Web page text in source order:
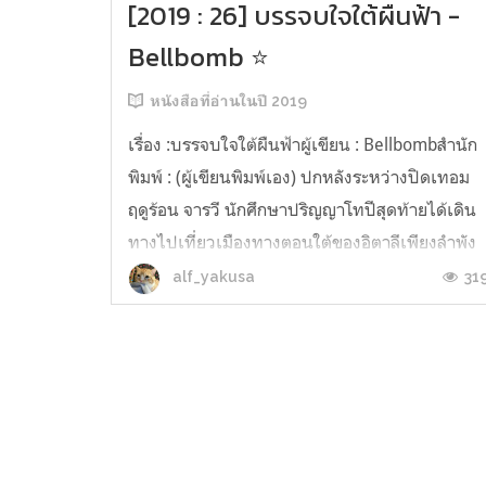
[2019 : 26] บรรจบใจใต้ผืนฟ้า -
Bellbomb ⭐️
หนังสือที่อ่านในปี 2019
เรื่อง :บรรจบใจใต้ผืนฟ้าผู้เขียน : Bellbombสำนัก
พิมพ์ : (ผู้เขียนพิมพ์เอง) ปกหลังระหว่างปิดเทอม
ฤดูร้อน จารวี นักศึกษาปริญญาโทปีสุดท้ายได้เดิน
ทางไปเที่ยวเมืองทางตอนใต้ของอิตาลีเพียงลำพัง
โชคร้ายที่ถูกล้วงกระเป๋าระหว่างทาง จึงต้องรับ
ความช่วยเหลือจากชานนท์ช่างภาพชาวไทยที่
alf_yakusa